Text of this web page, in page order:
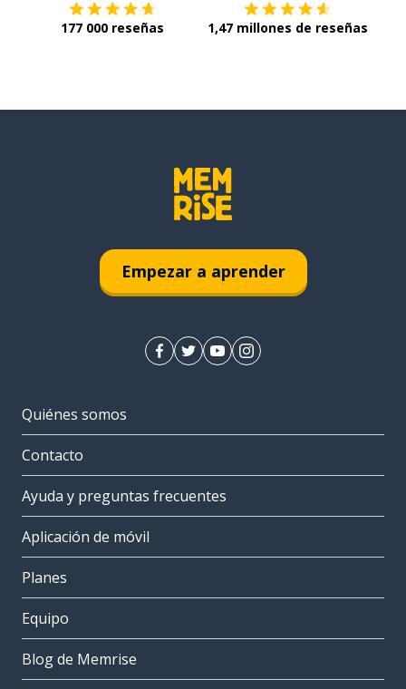
177 000 reseñas 1,47 millones de reseñas
Empezar a aprender
Quiénes somos
Contacto
Ayuda y preguntas frecuentes
Aplicación de móvil
Planes
Equipo
Blog de Memrise